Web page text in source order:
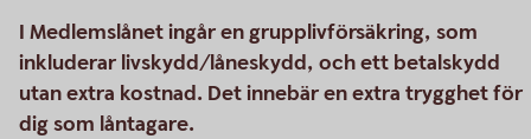
I Medlemslånet ingår en grupplivförsäkring, som
inkluderar livskydd/låneskydd, och ett betalskydd
utan extra kostnad. Det innebär en extra trygghet för
dig som låntagare.